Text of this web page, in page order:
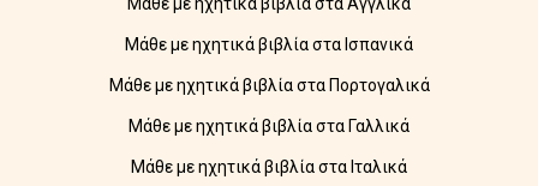
Μάθε με ηχητικά βιβλία στα Ισπανικά
Μάθε με ηχητικά βιβλία στα Πορτογαλικά
Μάθε με ηχητικά βιβλία στα Γαλλικά
Μάθε με ηχητικά βιβλία στα Ιταλικά